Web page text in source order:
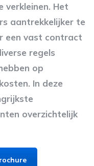
verkleinen. Het
aantrekkelijker te
een vast contract
regels
op
In deze
overzichtelijk